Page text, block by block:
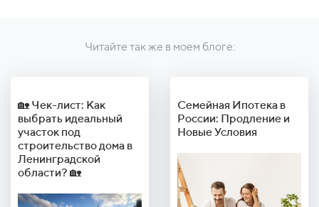
Читайте так же в моем блоге:
🏡 Чек-лист: Как
выбрать идеальный
участок под
строительство дома в
Ленинградской
области? 🏡
Семейная Ипотека в
России: Продление и
Новые Условия